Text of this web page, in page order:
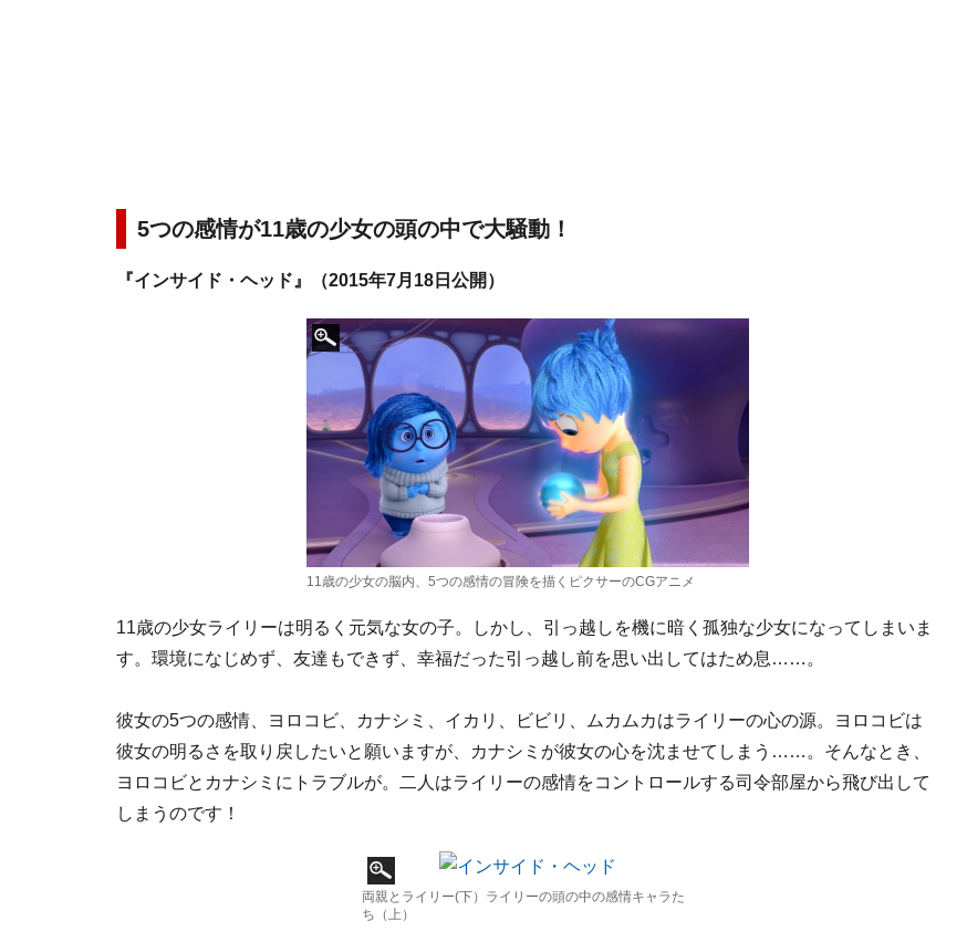
5つの感情が11歳の少女の頭の中で大騒動！
『インサイド・ヘッド』（2015年7月18日公開）
11歳の少女の脳内、5つの感情の冒険を描くピクサーのCGアニメ
11歳の少女ライリーは明るく元気な女の子。しかし、引っ越しを機に暗く孤独な少女になってしまいま
す。環境になじめず、友達もできず、幸福だった引っ越し前を思い出してはため息……。
彼女の5つの感情、ヨロコビ、カナシミ、イカリ、ビビリ、ムカムカはライリーの心の源。ヨロコビは
彼女の明るさを取り戻したいと願いますが、カナシミが彼女の心を沈ませてしまう……。そんなとき、
ヨロコビとカナシミにトラブルが。二人はライリーの感情をコントロールする司令部屋から飛び出して
しまうのです！
両親とライリー(下）ライリーの頭の中の感情キャラた
ち（上）